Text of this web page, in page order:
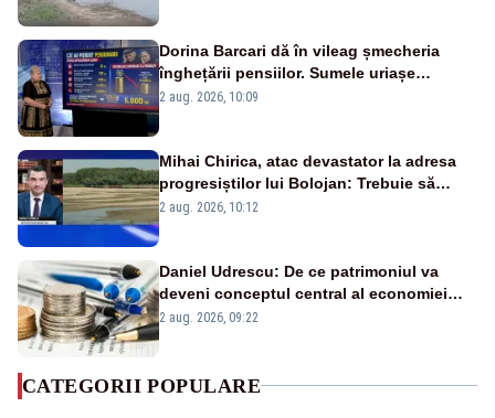
Dorina Barcari dă în vileag șmecheria
înghețării pensiilor. Sumele uriașe
pierdute de fiecare român
2 aug. 2026, 10:09
Mihai Chirica, atac devastator la adresa
progresiștilor lui Bolojan: Trebuie să
protejăm și natura, dar nu șținem omaneii
2 aug. 2026, 10:12
Daniel Udrescu: De ce patrimoniul va
deveni conceptul central al economiei
viitoare?
2 aug. 2026, 09:22
CATEGORII POPULARE